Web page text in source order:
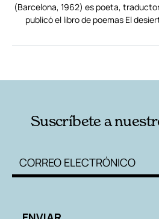
(Barcelona, 1962) es poeta,
publicó el libro de poemas El
Suscríbete a